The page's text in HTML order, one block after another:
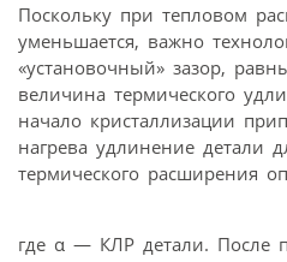
Поскольку при тепловом
уменьшается, важно
«установочный» зазор,
величина термического
начало кристаллизации
нагрева удлинение детали
термического расширения
где α — КЛР детали. После